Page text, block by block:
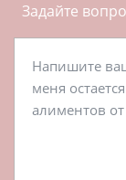
Задайте